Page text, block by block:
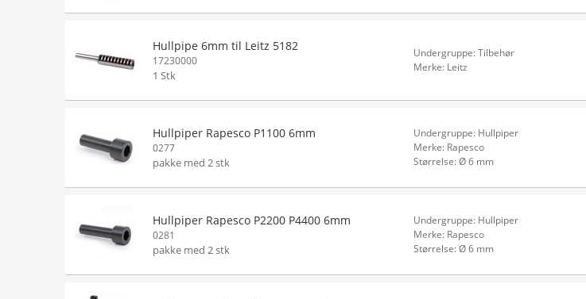
Hullpipe 6mm til Leitz 5182
17230000
1 Stk
Undergruppe: Tilbehør
Merke: Leitz
Hullpiper Rapesco P1100 6mm
0277
pakke med 2 stk
Undergruppe: Hullpiper
Merke: Rapesco
Størrelse: Ø 6 mm
Hullpiper Rapesco P2200 P4400 6mm
0281
pakke med 2 stk
Undergruppe: Hullpiper
Merke: Rapesco
Størrelse: Ø 6 mm